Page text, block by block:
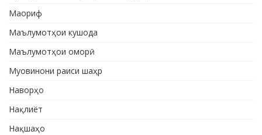
Маориф
Маълумотҳои кушода
Маълумотҳои оморӣ
Муовинони раиси шаҳр
Наворҳо
Нақлиёт
Нақшаҳо